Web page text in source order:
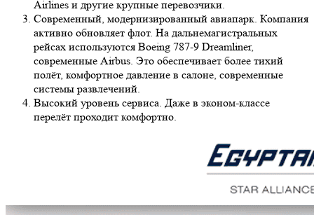
Airlines и другие крупные перевозчики.
Современный, модернизированный авиапарк. Компания
активно обновляет флот. На дальнемагистральных
рейсах используются Boeing 787-9 Dreamliner,
современные Airbus. Это обеспечивает более тихий
полёт, комфортное давление в салоне, современные
системы развлечений.
Высокий уровень сервиса. Даже в эконом-классе
перелёт проходит комфортно.